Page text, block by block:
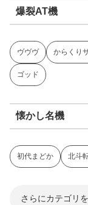
爆裂AT機
ヴヴヴ からくり
ゴッド
懐かし名機
初代まどか 北斗
さらにカテゴリ